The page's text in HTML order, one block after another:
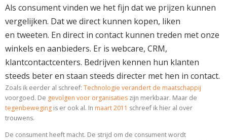
BLOG SHOP OVER MIJ
Als consument vinden we het fijn dat we prijzen kunnen
vergelijken. Dat we direct kunnen kopen, liken
en tweeten. En direct in contact kunnen treden met onze
winkels en aanbieders. Er is webcare, CRM,
klantcontactcenters. Bedrijven kennen hun klanten
steeds beter en staan steeds directer met hen in contact.
Zoals ik eerder al schreef: Technologie verandert de maatschappij
voorgoed. De gevolgen voor organisaties zijn merkbaar. Maar de
tegenbeweging is er ook al. In maart 2011 schreef ik hier al over
trouwens.
De consument heeft macht. De strijd om de consument wordt